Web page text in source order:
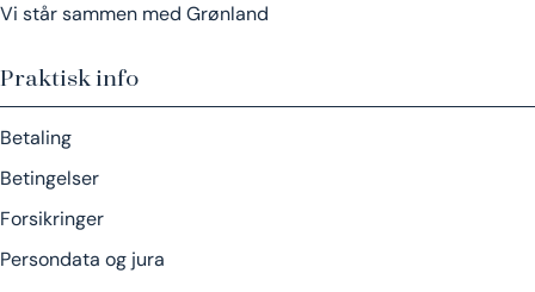
Vi står sammen med Grønland
Praktisk info
Betaling
Betingelser
Forsikringer
Persondata og jura